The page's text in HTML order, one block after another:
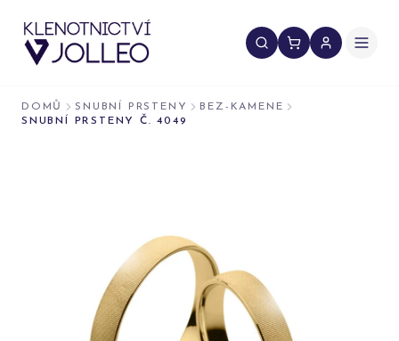
DOMŮ SNUBNÍ PRSTENY
BEZ-KAMENE
SNUBNÍ PRSTENY Č. 4049